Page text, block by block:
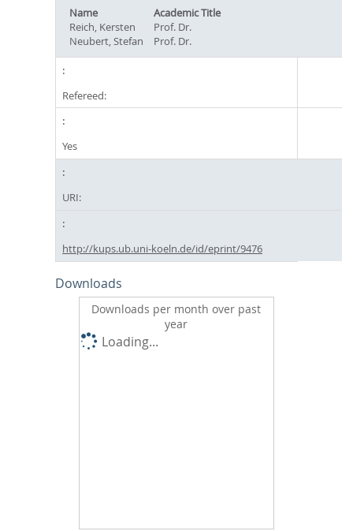
Name
Academic Title
Reich, Kersten
Prof. Dr.
Neubert, Stefan
Prof. Dr.
Refereed:
Yes
URI:
http://kups.ub.uni-koeln.de/id/eprint/9476
Downloads
Downloads per month over past
year
Loading...